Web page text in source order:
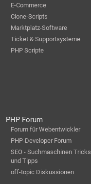
E-Commerce
Clone-Scripts
Marktplatz-Software
Ticket & Supportsysteme
PHP Scripte
PHP Forum
Forum für Webentwickler
PHP-Developer Forum
SEO - Suchmaschinen Tricks
und Tipps
off-topic Diskussionen